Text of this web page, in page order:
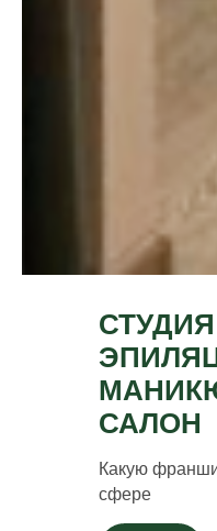
САЛОН
Какую
сфере